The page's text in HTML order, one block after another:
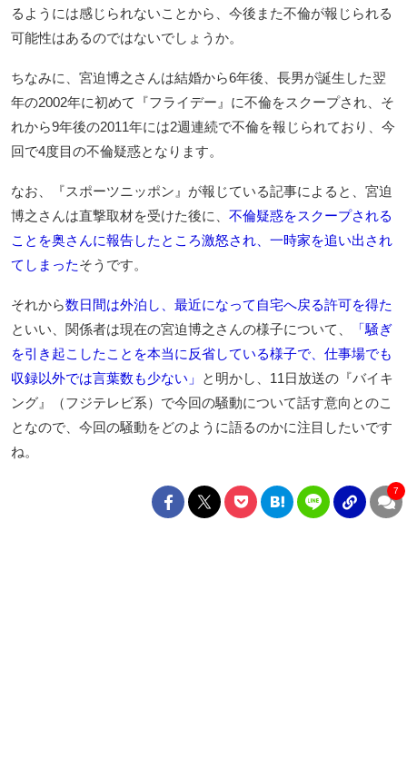
るようには感じられないことから、今後また不倫が報じられる
可能性はあるのではないでしょうか。
ちなみに、宮迫博之さんは結婚から6年後、長男が誕生した翌
年の2002年に初めて『フライデー』に不倫をスクープされ、そ
れから9年後の2011年には2週連続で不倫を報じられており、今
回で4度目の不倫疑惑となります。
なお、『スポーツニッポン』が報じている記事によると、宮迫
博之さんは直撃取材を受けた後に、 不倫疑惑をスクープされる
ことを奥さんに報告したところ激怒され、一時家を追い出され
てしまったそうです。
それから数日間は外泊し、最近になって自宅へ戻る許可を得た
といい、関係者は現在の宮迫博之さんの様子について、
「騒ぎ
を引き起こしたことを本当に反省している様子で、仕事場でも
収録以外では言葉数も少ない」
と明かし、11日放送の『バイキ
ング』（フジテレビ系）で今回の騒動について話す意向とのこ
となので、今回の騒動をどのように語るのかに注目したいです
ね。
7